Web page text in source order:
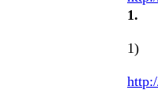
1)